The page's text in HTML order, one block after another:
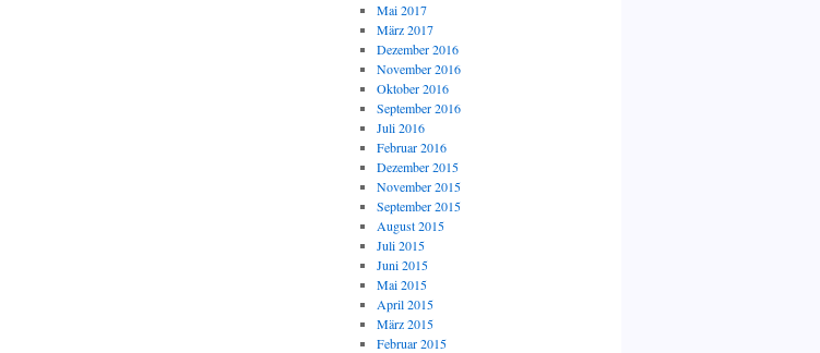
Mai 2017
März 2017
Dezember 2016
November 2016
Oktober 2016
September 2016
Juli 2016
Februar 2016
Dezember 2015
November 2015
September 2015
August 2015
Juli 2015
Juni 2015
Mai 2015
April 2015
März 2015
Februar 2015